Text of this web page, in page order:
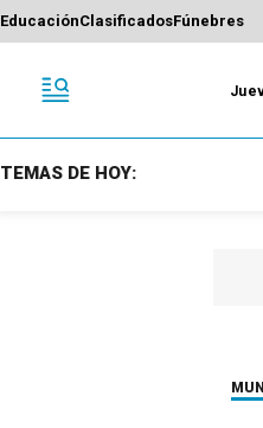
EducaciónClasificadosFúnebres
TEMAS DE HOY: